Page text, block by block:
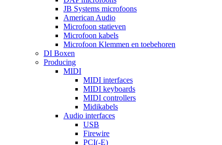
JB Systems microfoons
American Audio
Microfoon statieven
Microfoon kabels
Microfoon Klemmen en toebehoren
DI Boxen
Producing
MIDI
MIDI interfaces
MIDI keyboards
MIDI controllers
Midikabels
Audio interfaces
USB
Firewire
PCI(-E)